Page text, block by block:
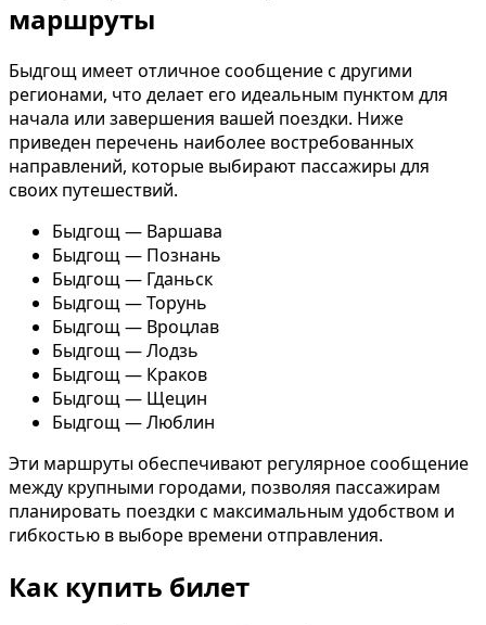
маршруты
Быдгощ имеет отличное сообщение с другими
регионами, что делает его идеальным пунктом для
начала или завершения вашей поездки. Ниже
приведен перечень наиболее востребованных
направлений, которые выбирают пассажиры для
своих путешествий.
Быдгощ — Варшава
Быдгощ — Познань
Быдгощ — Гданьск
Быдгощ — Торунь
Быдгощ — Вроцлав
Быдгощ — Лодзь
Быдгощ — Краков
Быдгощ — Щецин
Быдгощ — Люблин
Эти маршруты обеспечивают регулярное сообщение
между крупными городами, позволяя пассажирам
планировать поездки с максимальным удобством и
гибкостью в выборе времени отправления.
Как купить билет